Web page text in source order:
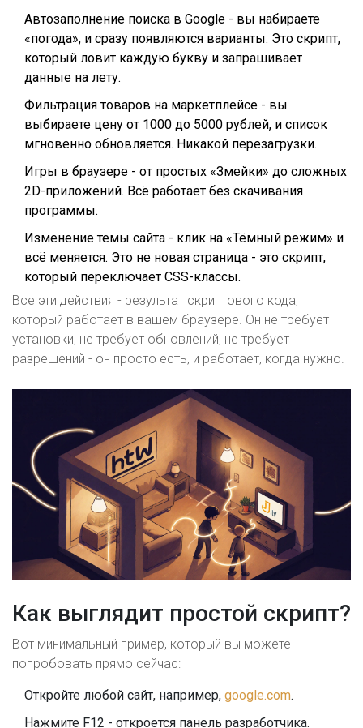
Автозаполнение поиска в Google - вы набираете
«погода», и сразу появляются варианты. Это скрипт,
который ловит каждую букву и запрашивает
данные на лету.
Фильтрация товаров на маркетплейсе - вы
выбираете цену от 1000 до 5000 рублей, и список
мгновенно обновляется. Никакой перезагрузки.
Игры в браузере - от простых «Змейки» до сложных
2D-приложений. Всё работает без скачивания
программы.
Изменение темы сайта - клик на «Тёмный режим» и
всё меняется. Это не новая страница - это скрипт,
который переключает CSS-классы.
Все эти действия - результат скриптового кода,
который работает в вашем браузере. Он не требует
установки, не требует обновлений, не требует
разрешений - он просто есть, и работает, когда нужно.
Как выглядит простой скрипт?
Вот минимальный пример, который вы можете
попробовать прямо сейчас:
Откройте любой сайт, например, google.com.
Нажмите F12 - откроется панель разработчика.